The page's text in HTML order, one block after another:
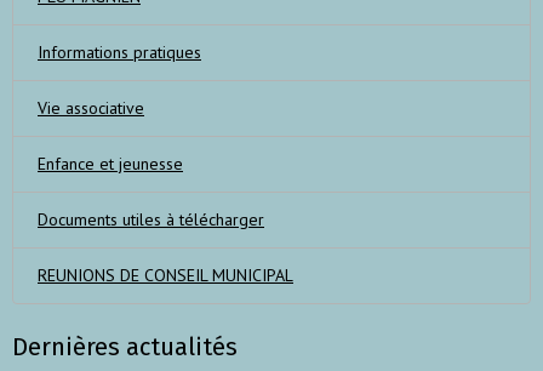
Informations pratiques
Vie associative
Enfance et jeunesse
Documents utiles à télécharger
REUNIONS DE CONSEIL MUNICIPAL
Dernières actualités